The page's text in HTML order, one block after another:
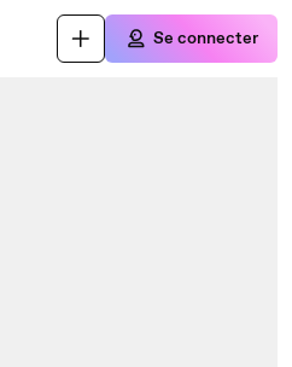
Se connecter